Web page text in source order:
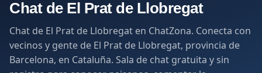
Chat de El Prat de Llobregat
Chat de El Prat de Llobregat en ChatZona. Conecta con
vecinos y gente de El Prat de Llobregat, provincia de
Barcelona, en Cataluña. Sala de chat gratuita y sin